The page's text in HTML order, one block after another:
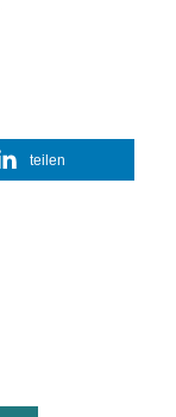
teilen